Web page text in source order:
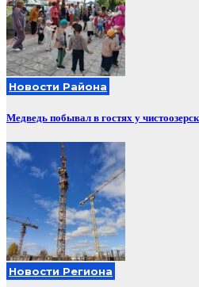
Новости Района
Медведь побывал в гостях у
Новости Региона